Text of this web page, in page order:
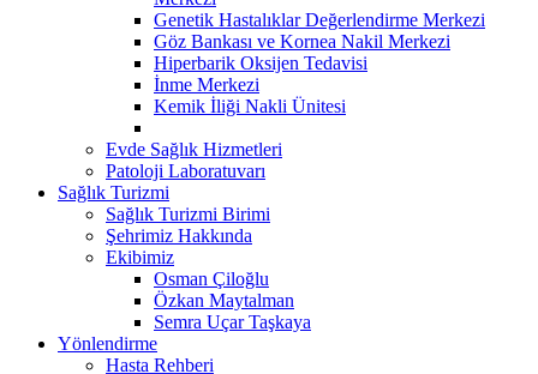
Genetik Hastalıklar Değerlendirme Merkezi
Göz Bankası ve Kornea Nakil Merkezi
Hiperbarik Oksijen Tedavisi
İnme Merkezi
Kemik İliği Nakli Ünitesi
Evde Sağlık Hizmetleri
Patoloji Laboratuvarı
Sağlık Turizmi
Sağlık Turizmi Birimi
Şehrimiz Hakkında
Ekibimiz
Osman Çiloğlu
Özkan Maytalman
Semra Uçar Taşkaya
Yönlendirme
Hasta Rehberi